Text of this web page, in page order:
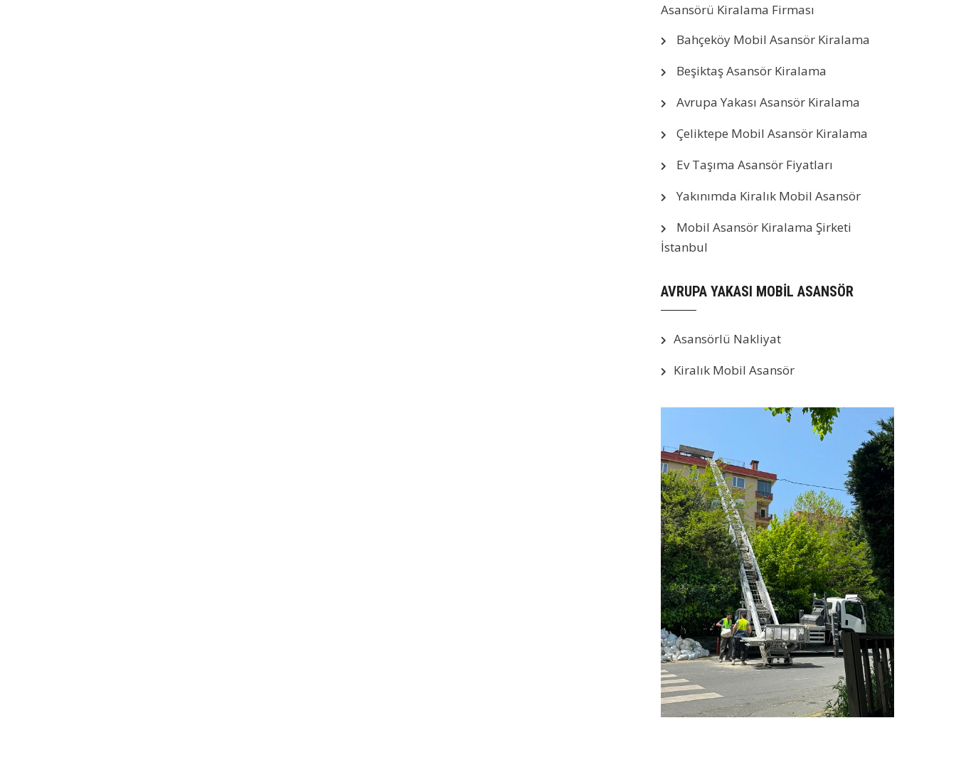
Asansörü Kiralama Firması
Bahçeköy Mobil Asansör Kiralama
Beşiktaş Asansör Kiralama
Avrupa Yakası Asansör Kiralama
Çeliktepe Mobil Asansör Kiralama
Ev Taşıma Asansör Fiyatları
Yakınımda Kiralık Mobil Asansör
Mobil Asansör Kiralama Şirketi
İstanbul
AVRUPA YAKASI MOBİL ASANSÖR
Asansörlü Nakliyat
Kiralık Mobil Asansör